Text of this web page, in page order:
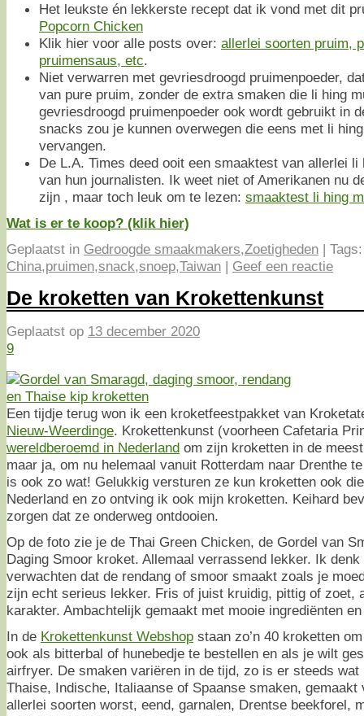
Het leukste én lekkerste recept dat ik vond met dit
Popcorn Chicken
Klik hier voor alle posts over: allerlei soorten pruim,
pruimensaus, etc.
Niet verwarren met gevriesdroogd pruimenpoeder,
van pure pruim, zonder de extra smaken die li hing
gevriesdroogd pruimenpoeder ook wordt gebruikt in
snacks zou je kunnen overwegen die eens met li
vervangen.
De L.A. Times deed ooit een smaaktest van allerlei
van hun journalisten. Ik weet niet of Amerikanen nu
zijn , maar toch leuk om te lezen: smaaktest li hing
Wat is er te koop? (klik hier)
Geplaatst in Gedroogde smaakmakers,Zoetigheden | Tags:
China,pruimen,snack,snoep,Taiwan | Geef een reactie
De kroketten van Krokettenkunst
Geplaatst op 13 december 2020
9
Een tijdje terug won ik een kroketfeestpakket van
Nieuw-Weerdinge. Krokettenkunst (voorheen Cafetaria
wereldberoemd in Nederland om zijn kroketten in de
maar ja, om nu helemaal vanuit Rotterdam naar Drenthe
is ook zo wat! Gelukkig versturen ze kun kroketten ook
Nederland en zo ontving ik ook mijn kroketten. Keihard
zorgen dat ze onderweg ontdooien.
Op de foto zie je de Thai Green Chicken, de Gordel van
Daging Smoor kroket. Allemaal verrassend lekker. Ik
verwachten dat de rendang of smoor smaakt zoals je
zijn echt serieus lekker. Fris of juist kruidig, pittig of zoet,
karakter. Ambachtelijk gemaakt met mooie ingrediënten
In de Krokettenkunst Webshop staan zo’n 40 kroketten
ook als bitterbal of hunebedje te bestellen en als je wilt
airfryer. De smaken variëren in de tijd, zo is er steeds
Thaise, Indische, Italiaanse of Spaanse smaken, gemaakt
allerlei soorten worst, eend, garnalen, Drentse beekforel,